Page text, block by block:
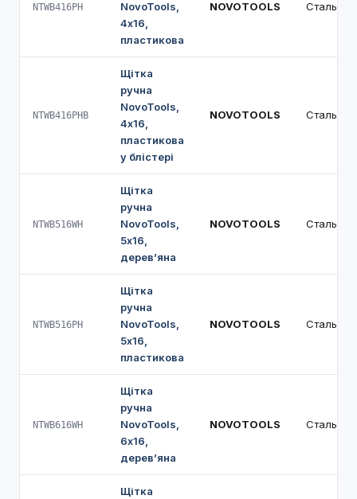
NTWB416PH
NovoTools,
4х16,
пластикова
NOVOTOOLS Сталь
NTWB416PHB
Щітка
ручна
NovoTools,
4х16,
пластикова
у блістері
NOVOTOOLS Сталь
NTWB516WH
Щітка
ручна
NovoTools,
5х16,
дерев’яна
NOVOTOOLS Сталь
NTWB516PH
Щітка
ручна
NovoTools,
5х16,
пластикова
NOVOTOOLS Сталь
NTWB616WH
Щітка
ручна
NovoTools,
6х16,
дерев’яна
NOVOTOOLS Сталь
Щітка